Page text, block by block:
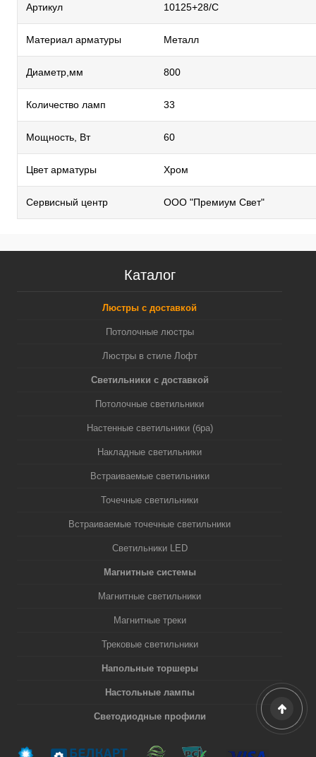
Артикул 10125+28/C
Материал арматуры Металл
Диаметр,мм 800
Количество ламп 33
Мощность, Вт 60
Цвет арматуры Хром
Сервисный центр ООО "Премиум Свет"
Каталог
Люстры с доставкой
Потолочные люстры
Люстры в стиле Лофт
Светильники с доставкой
Потолочные светильники
Настенные светильники (бра)
Накладные светильники
Встраиваемые светильники
Точечные светильники
Встраиваемые точечные светильники
Светильники LED
Магнитные системы
Магнитные светильники
Магнитные треки
Трековые светильники
Напольные торшеры
Настольные лампы
Светодиодные профили